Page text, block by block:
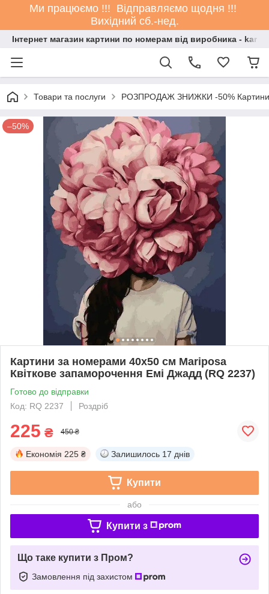
Ми працюємо !!! Відправляємо щодня !!!
Вихідний сб.-нед.
Інтернет магазин картини по номерам від виробника -
Товари та послуги РОЗПРОДАЖ ЗНИЖКИ -50%
–50%
Картини за номерами 40х50 см Mariposa
Квіткове запаморочення Емі Джадд (RQ 2237)
Готово до відправки
Код: RQ 2237
Роздріб
225 ₴ 450 ₴
Економія 225 ₴ Залишилось 17 днів
Купити
або
Купити з
Що таке купити з Пром?
Замовлення під захистом